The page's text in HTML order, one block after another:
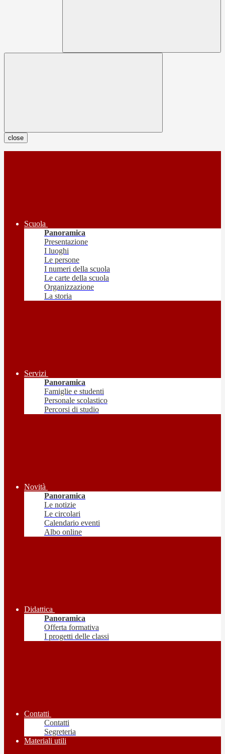
close
Scuola
Panoramica
Presentazione
I luoghi
Le persone
I numeri della scuola
Le carte della scuola
Organizzazione
La storia
Servizi
Panoramica
Famiglie e studenti
Personale scolastico
Percorsi di studio
Novità
Panoramica
Le notizie
Le circolari
Calendario eventi
Albo online
Didattica
Panoramica
Offerta formativa
I progetti delle classi
Contatti
Contatti
Segreteria
Materiali utili